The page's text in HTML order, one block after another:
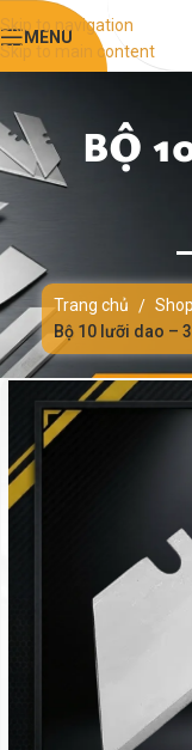
Skip to navigation
Skip to main content
MENU
BỘ
Trang chủ / Shop
Bộ 10 lưỡi dao –